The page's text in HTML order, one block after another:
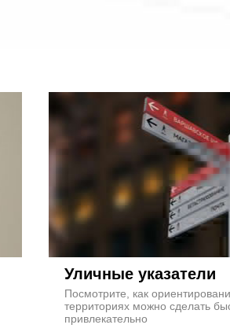
Уличные указатели
Посмотрите, как
территориях можно сделать
привлекательно